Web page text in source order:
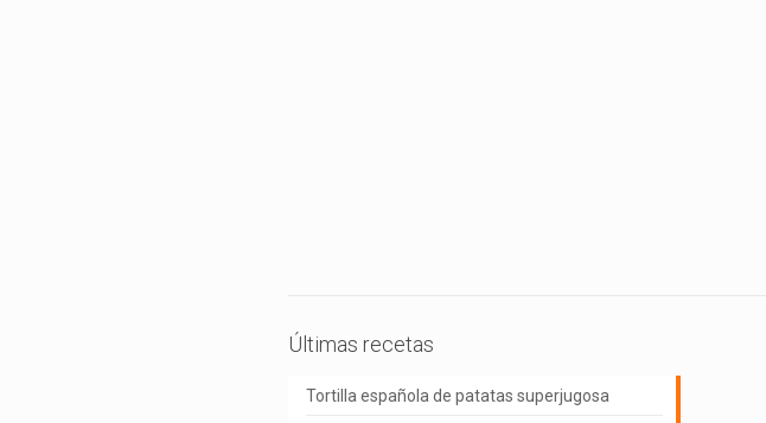
Últimas recetas
Tortilla española de patatas superjugosa